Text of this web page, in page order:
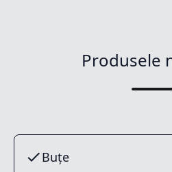
Produsele
Buțe